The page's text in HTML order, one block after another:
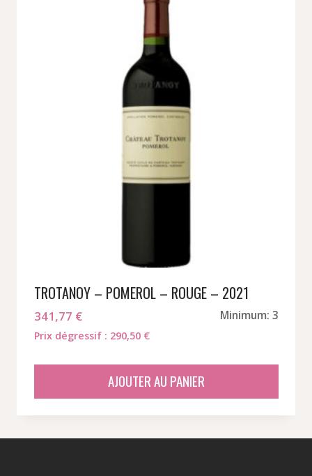
TROTANOY – POMEROL – ROUGE – 2021
341,77 € Minimum: 3
Prix dégressif : 290,50 €
AJOUTER AU PANIER